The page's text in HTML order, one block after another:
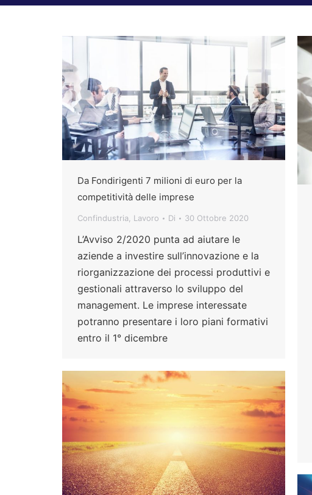
Da Fondirigenti 7 milioni di euro per la
competitività delle imprese
Confindustria, Lavoro Di 30 Ottobre 2020
L’Avviso 2/2020 punta ad aiutare le
aziende a investire sull’innovazione e la
riorganizzazione dei processi produttivi e
gestionali attraverso lo sviluppo del
management. Le imprese interessate
potranno presentare i loro piani formativi
entro il 1° dicembre